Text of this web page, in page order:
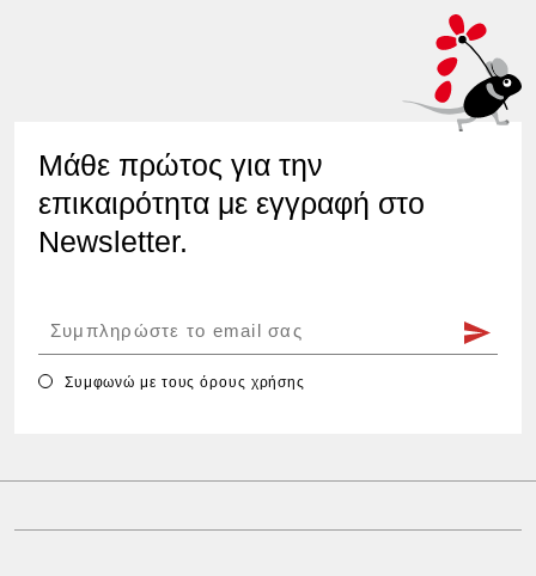
Μάθε πρώτος για την
επικαιρότητα με εγγραφή στο
Newsletter.
Συμφωνώ με τουςόρους χρήσης